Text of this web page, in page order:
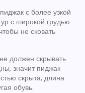
с более узкой
с широкой грудью
не сковать
должен скрывать
значит пиджак
скрыта, длина
обувь.